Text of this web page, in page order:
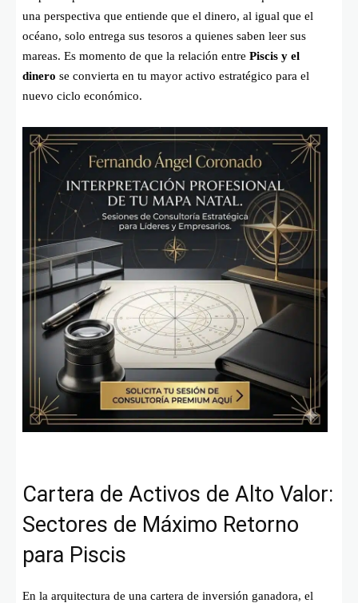
una perspectiva que entiende que el dinero, al igual que el
océano, solo entrega sus tesoros a quienes saben leer sus
mareas. Es momento de que la relación entre Piscis y el
dinero se convierta en tu mayor activo estratégico para el
nuevo ciclo económico.
Cartera de Activos de Alto Valor:
Sectores de Máximo Retorno
para Piscis
En la arquitectura de una cartera de inversión ganadora, el